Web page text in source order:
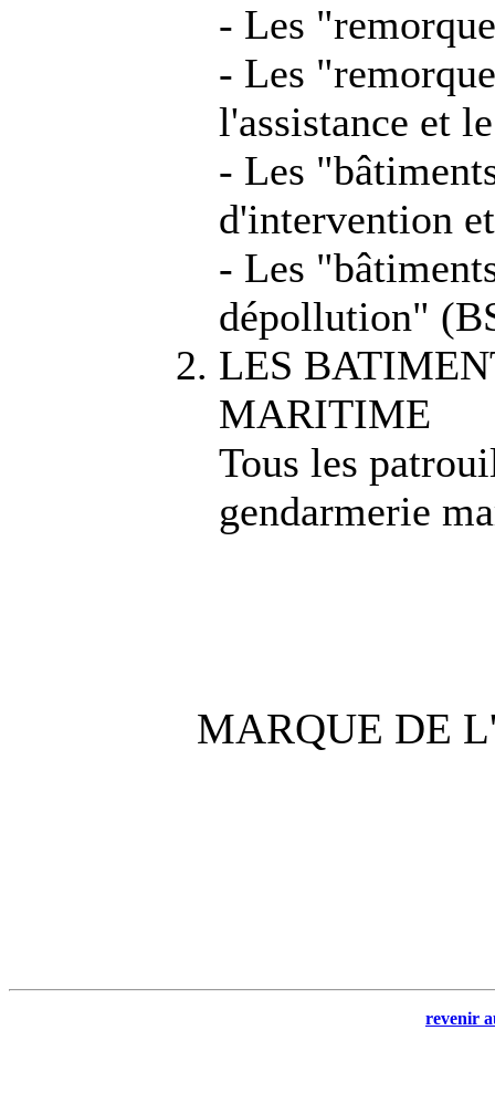
- Les
- Les
l'assistance et
- Les
d'intervention
- Les
dépollution"
LES
MARITIME
Tous les
gendarmerie
MARQUE DE
revenir